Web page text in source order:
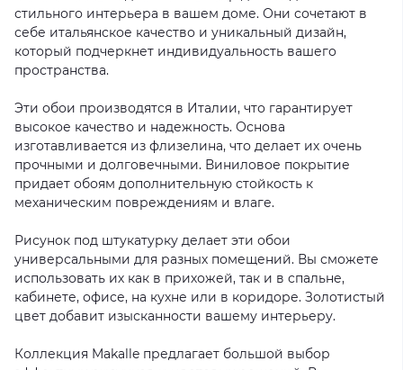
стильного интерьера в вашем доме. Они сочетают в
себе итальянское качество и уникальный дизайн,
который подчеркнет индивидуальность вашего
пространства.
Эти обои производятся в Италии, что гарантирует
высокое качество и надежность. Основа
изготавливается из флизелина, что делает их очень
прочными и долговечными. Виниловое покрытие
придает обоям дополнительную стойкость к
механическим повреждениям и влаге.
Рисунок под штукатурку делает эти обои
универсальными для разных помещений. Вы сможете
использовать их как в прихожей, так и в спальне,
кабинете, офисе, на кухне или в коридоре. Золотистый
цвет добавит изысканности вашему интерьеру.
Коллекция Makalle предлагает большой выбор